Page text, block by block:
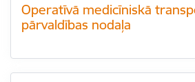
Operatīvā medicīniskā
pārvaldības nodaļa